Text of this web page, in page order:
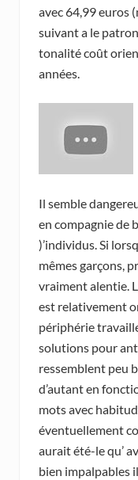
avec 64,99 euros
suivant a le
tonalité coût
années.
Il semble
en compagnie de
)’individus. Si
mêmes garçons,
vraiment alentie.
est relativement
périphérie
solutions pour
ressemblent peu
d’autant en
mots avec
éventuellement
aurait été-le qu’
bien impalpables